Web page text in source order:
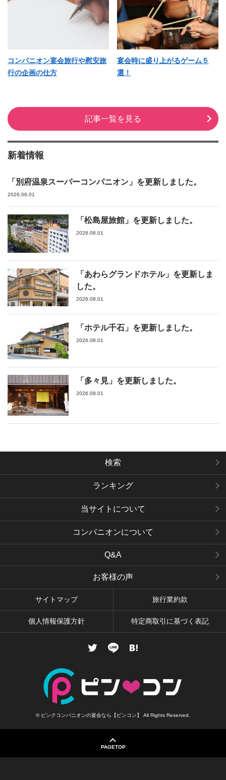
コンパニオン宴会旅行や慰安旅
行の企画の仕方
宴会時に盛り上がるゲーム５
選！
記事一覧を見る
新着情報
「別府温泉スーパーコンパニオン」を更新しました。
2026.08.01
「松島屋旅館」を更新しました。
2026.08.01
「あわらグランドホテル」を更新しま
した。
2026.08.01
「ホテル千石」を更新しました。
2026.08.01
「多々見」を更新しました。
2026.08.01
検索
ランキング
当サイトについて
コンパニオンについて
Q&A
お客様の声
サイトマップ 旅行業約款
個人情報保護方針 特定商取引に基づく表記
twitter LINE
© ピンクコンパニオンの宴会なら【ピンコン】 All Rights Reserved.
PAGETOP